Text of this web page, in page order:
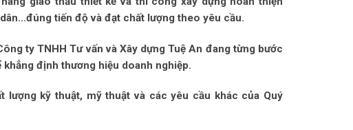
tiến độ và đạt chất lượng theo yêu cầu.
ty TNHH Tư vấn và Xây dựng Tuệ An đang từng bước
định thương hiệu doanh nghiệp.
kỹ thuật, mỹ thuật và các yêu cầu khác của Quý